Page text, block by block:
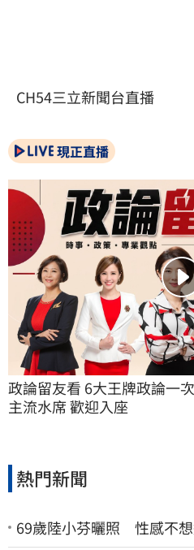
CH54三立新聞台直播
現正直播
政論留友看 6大王牌政論一
主流水席 歡迎入座
熱門新聞
69歲陸小芬曬照 性感不想